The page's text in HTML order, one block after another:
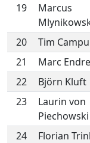
19
Marcus
20 Tim
21
Marc
22
Björn Kluft
23
Laurin von
Piechowski
24 Florian